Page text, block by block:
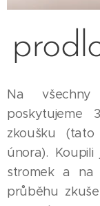
Na
poskytujeme
zkoušku
února).
stromek a na
průběhu